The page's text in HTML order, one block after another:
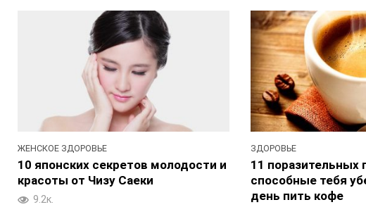
ЖЕНСКОЕ ЗДОРОВЬЕ
10 японских секретов молодости и
красоты от Чизу Саеки
9.2к.
ЗДОРОВЬЕ
11 поразительных
способные тебя
день пить кофе